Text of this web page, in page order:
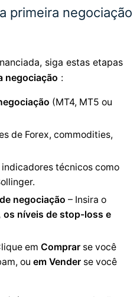
primeira negociação
siga estas etapas
negociação :
(MT4, MT5 ou
de Forex, commodities,
indicadores técnicos como
negociação – Insira o
os níveis de stop-loss e
em Comprar se você
ou em Vender se você